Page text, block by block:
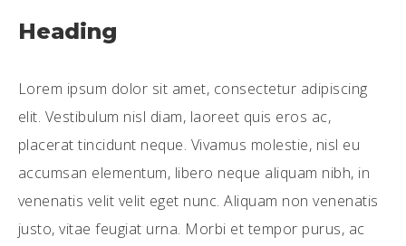
Heading
Lorem ipsum dolor sit amet, consectetur adipiscing
elit. Vestibulum nisl diam, laoreet quis eros ac,
placerat tincidunt neque. Vivamus molestie, nisl eu
accumsan elementum, libero neque aliquam nibh, in
venenatis velit velit eget nunc. Aliquam non venenatis
justo, vitae feugiat urna. Morbi et tempor purus, ac